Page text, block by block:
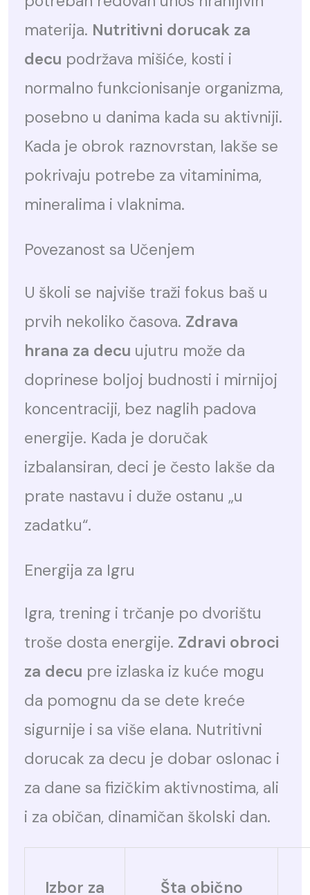
materija. Nutritivni dorucak za
decu podržava mišiće, kosti i
normalno funkcionisanje organizma,
posebno u danima kada su aktivniji.
Kada je obrok raznovrstan, lakše se
pokrivaju potrebe za vitaminima,
mineralima i vlaknima.
Povezanost sa Učenjem
U školi se najviše traži fokus baš u
prvih nekoliko časova. Zdrava
hrana za decu ujutru može da
doprinese boljoj budnosti i mirnijoj
koncentraciji, bez naglih padova
energije. Kada je doručak
izbalansiran, deci je često lakše da
prate nastavu i duže ostanu „u
zadatku“.
Energija za Igru
Igra, trening i trčanje po dvorištu
troše dosta energije. Zdravi obroci
za decu pre izlaska iz kuće mogu
da pomognu da se dete kreće
sigurnije i sa više elana. Nutritivni
dorucak za decu je dobar oslonac i
za dane sa fizičkim aktivnostima, ali
i za običan, dinamičan školski dan.
Izbor za
Šta obično